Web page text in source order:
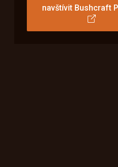
navštívit Bushcraft